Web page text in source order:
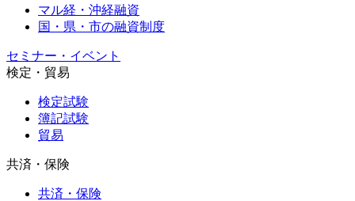
マル経・沖経融資
国・県・市の融資制度
セミナー・イベント
検定・貿易
検定試験
簿記試験
貿易
共済・保険
共済・保険